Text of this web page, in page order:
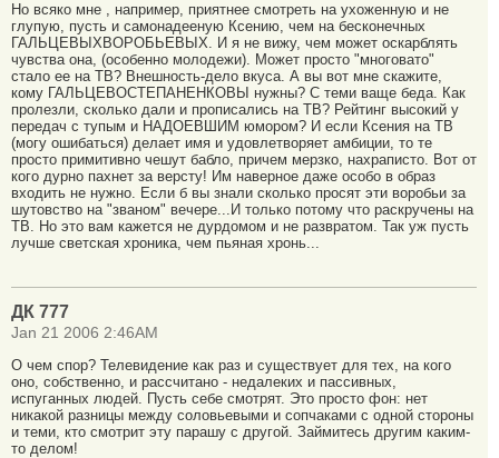
Но всяко мне , например, приятнее смотреть на ухоженную и не
глупую, пусть и самонадееную Ксению, чем на бесконечных
ГАЛЬЦЕВЫХВОРОБЬЕВЫХ. И я не вижу, чем может оскарблять
чувства она, (особенно молодежи). Может просто "многовато"
стало ее на ТВ? Внешность-дело вкуса. А вы вот мне скажите,
кому ГАЛЬЦЕВОСТЕПАНЕНКОВЫ нужны? С теми ваще беда. Как
пролезли, сколько дали и прописались на ТВ? Рейтинг высокий у
передач с тупым и НАДОЕВШИМ юмором? И если Ксения на ТВ
(могу ошибаться) делает имя и удовлетворяет амбиции, то те
просто примитивно чешут бабло, причем мерзко, нахраписто. Вот от
кого дурно пахнет за версту! Им наверное даже особо в образ
входить не нужно. Если б вы знали сколько просят эти воробьи за
шутовство на "званом" вечере...И только потому что раскручены на
ТВ. Но это вам кажется не дурдомом и не развратом. Так уж пусть
лучше светская хроника, чем пьяная хронь...
ДК 777
Jan 21 2006 2:46AM
О чем спор? Телевидение как раз и существует для тех, на кого
оно, собственно, и рассчитано - недалеких и пассивных,
испуганных людей. Пусть себе смотрят. Это просто фон: нет
никакой разницы между соловьевыми и сопчаками с одной стороны
и теми, кто смотрит эту парашу с другой. Займитесь другим каким-
то делом!